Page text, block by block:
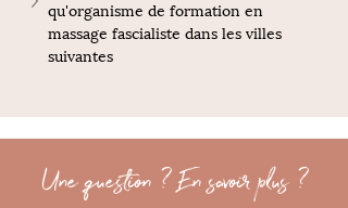
qu'organisme de formation en
massage fascialiste dans les villes
suivantes
Une question ? En savoir plus ?